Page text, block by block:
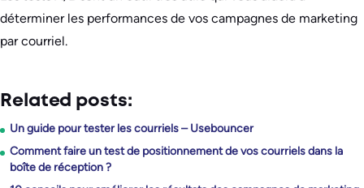
déterminer les performances de vos campagnes de marketing
par courriel.
Related posts:
Un guide pour tester les courriels – Usebouncer
Comment faire un test de positionnement de vos courriels dans la
boîte de réception ?